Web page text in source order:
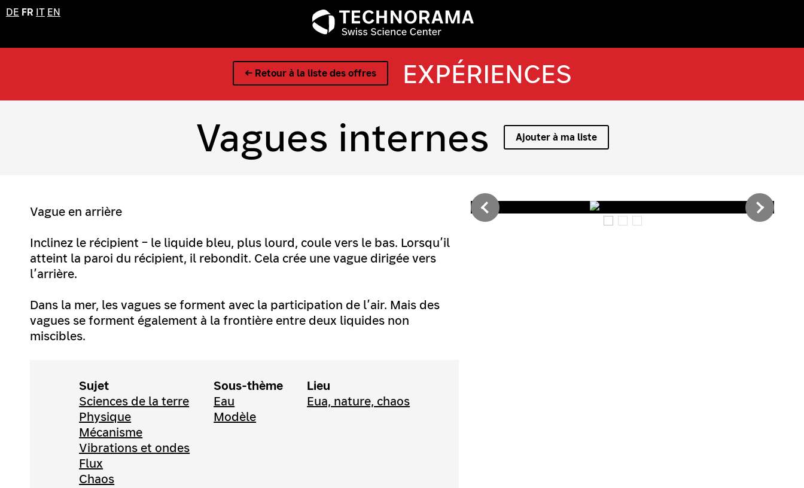
DE FR IT EN
← Retour à la liste des offres EXPÉRIENCES
Vagues internes Ajouter à ma liste
Vague en arrière
Inclinez le récipient – le liquide bleu, plus lourd, coule vers le bas. Lorsqu’il
atteint la paroi du récipient, il rebondit. Cela crée une vague dirigée vers
l’arrière.
Dans la mer, les vagues se forment avec la participation de l’air. Mais des
vagues se forment également à la frontière entre deux liquides non
miscibles.
Sujet
Sciences de la terre
Physique
Mécanisme
Vibrations et ondes
Flux
Chaos
Sous-thème
Eau
Modèle
Lieu
Eua, nature, chaos